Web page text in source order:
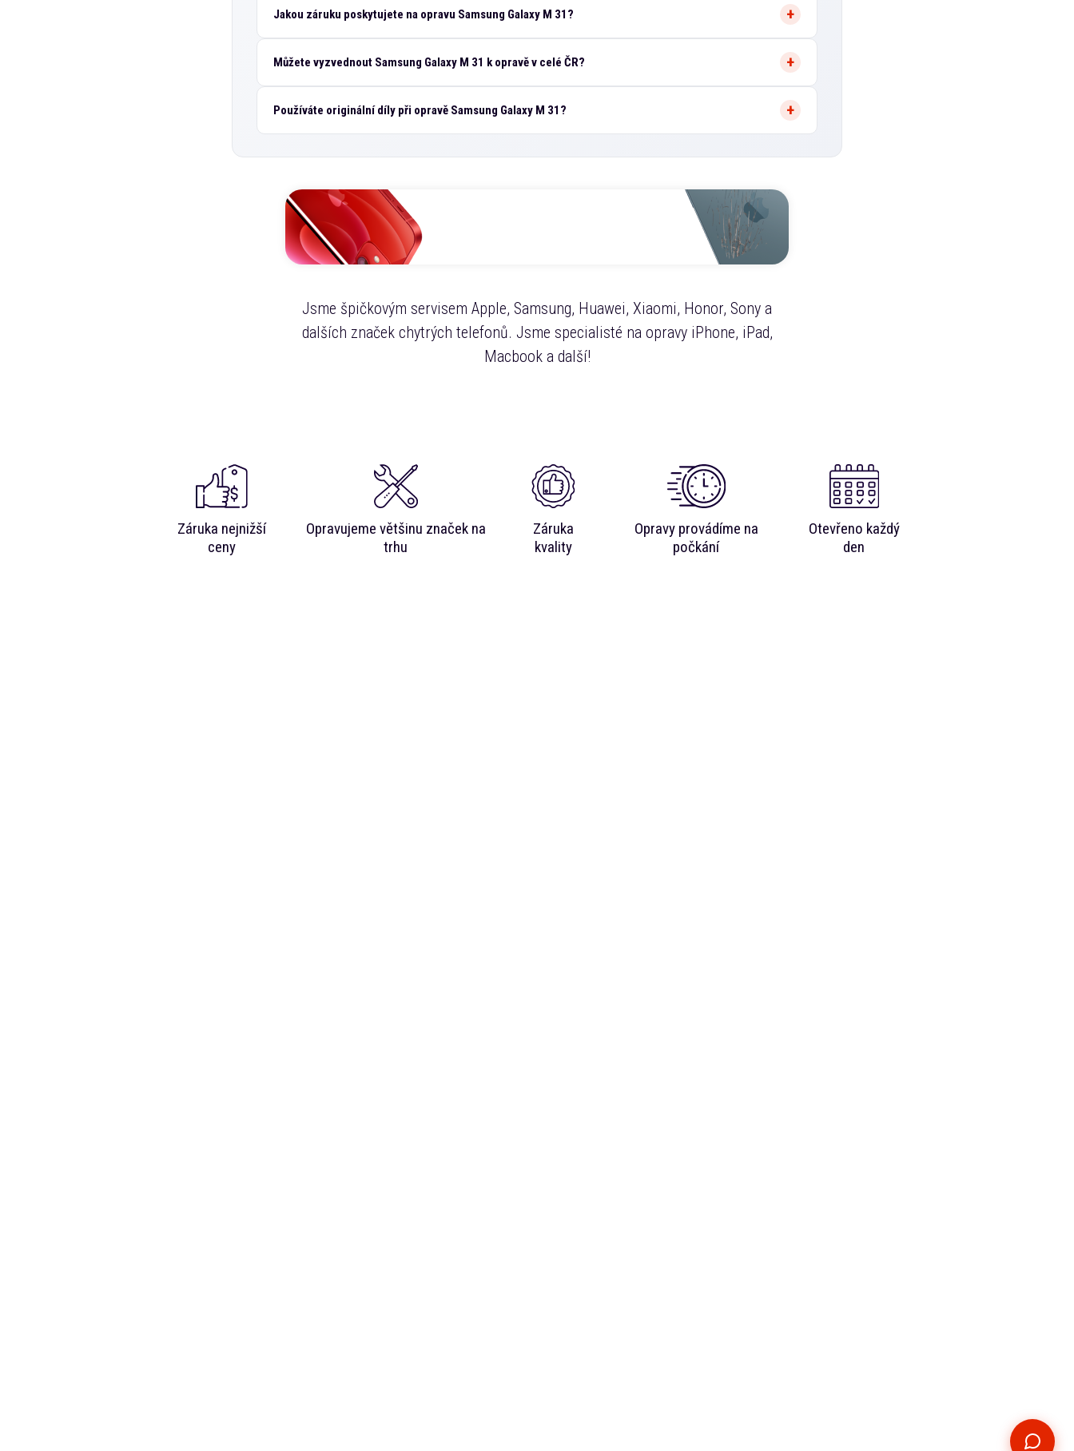
Jakou záruku poskytujete na opravu Samsung Galaxy M 31?
Můžete vyzvednout Samsung Galaxy M 31 k opravě v celé ČR?
Používáte originální díly při opravě Samsung Galaxy M 31?
Jsme špičkovým servisem Apple, Samsung, Huawei, Xiaomi, Honor, Sony a
dalších značek chytrých telefonů. Jsme specialisté na opravy iPhone, iPad,
Macbook a další!
Záruka nejnižší
ceny
Opravujeme většinu značek na
trhu
Záruka
kvality
Opravy provádíme na
počkání
Otevřeno každý
den